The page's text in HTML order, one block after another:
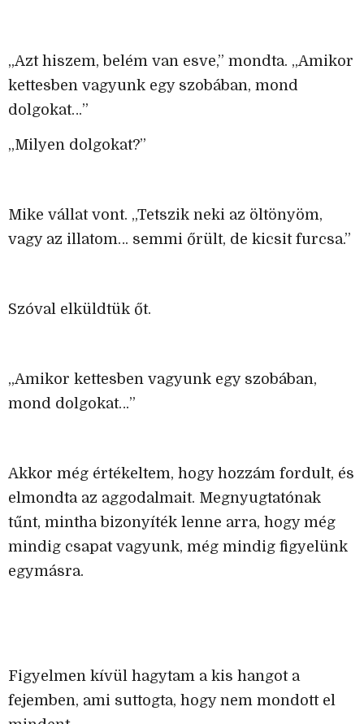
„Azt hiszem, belém van esve,” mondta. „Amikor
kettesben vagyunk egy szobában, mond
dolgokat…”
„Milyen dolgokat?”
Mike vállat vont. „Tetszik neki az öltönyöm,
vagy az illatom… semmi őrült, de kicsit furcsa.”
Szóval elküldtük őt.
„Amikor kettesben vagyunk egy szobában,
mond dolgokat…”
Akkor még értékeltem, hogy hozzám fordult, és
elmondta az aggodalmait. Megnyugtatónak
tűnt, mintha bizonyíték lenne arra, hogy még
mindig csapat vagyunk, még mindig figyelünk
egymásra.
Figyelmen kívül hagytam a kis hangot a
fejemben, ami suttogta, hogy nem mondott el